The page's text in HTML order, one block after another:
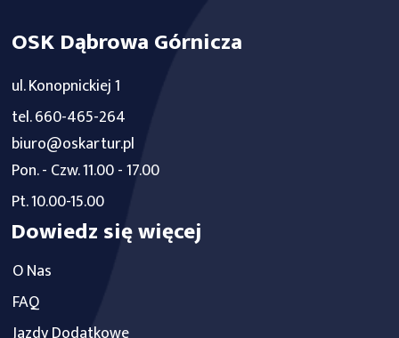
OSK Dąbrowa Górnicza
ul. Konopnickiej 1
tel. 660-465-264
biuro@oskartur.pl
Pon. - Czw. 11.00 - 17.00
Pt. 10.00-15.00
Dowiedz się więcej
O Nas
FAQ